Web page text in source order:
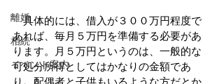
離婚
相続
イベント案内
具体的には、借入が３００万円程度で
あれば、毎月５万円を準備する必要があ
ります。月５万円というのは、一般的な
可処分所得としてはかなりの金額であ